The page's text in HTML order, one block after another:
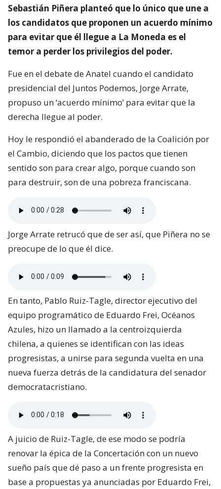
Sebastián Piñera planteó que lo único que une a
los candidatos que proponen un acuerdo mínimo
para evitar que él llegue a La Moneda es el
temor a perder los privilegios del poder.
Fue en el debate de Anatel cuando el candidato
presidencial del Juntos Podemos, Jorge Arrate,
propuso un ‘acuerdo mínimo’ para evitar que la
derecha llegue al poder.
Hoy le respondió el abanderado de la Coalición por
el Cambio, diciendo que los pactos que tienen
sentido son para crear algo, porque cuando son
para destruir, son de una pobreza franciscana.
Jorge Arrate retrucó que de ser así, que Piñera no se
preocupe de lo que él dice.
En tanto, Pablo Ruiz-Tagle, director ejecutivo del
equipo programático de Eduardo Frei, Océanos
Azules, hizo un llamado a la centroizquierda
chilena, a quienes se identifican con las ideas
progresistas, a unirse para segunda vuelta en una
nueva fuerza detrás de la candidatura del senador
democratacristiano.
A juicio de Ruiz-Tagle, de ese modo se podría
renovar la épica de la Concertación con un nuevo
sueño país que dé paso a un frente progresista en
base a propuestas ya anunciadas por Eduardo Frei,